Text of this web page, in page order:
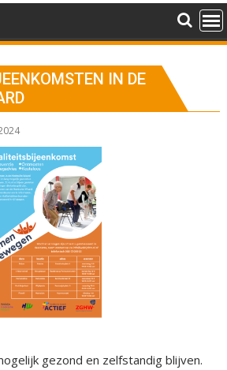
IN DE
gezond en zelfstandig blijven.